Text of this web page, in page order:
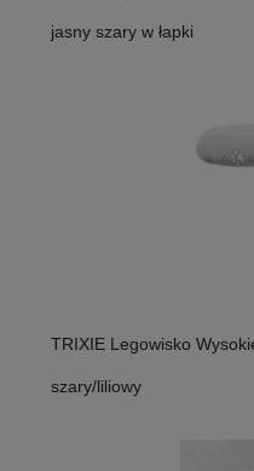
jasny szary w łapki
TRIXIE Legowisko
szary/liliowy